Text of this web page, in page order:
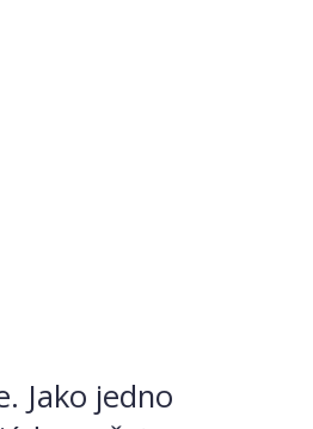
Jako jedno